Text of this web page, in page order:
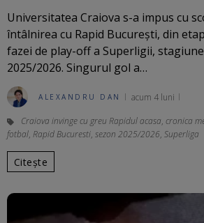
Universitatea Craiova s-a impus cu
întâlnirea cu Rapid București, din
fazei de play-off a Superligii,
2025/2026. Singurul gol a…
ALEXANDRU DAN acum 4 luni
Craiova invinge cu greu Rapidul acasa, cronica
fotbal, Rapid Bucuresti, sezon 2025/2026, Superliga
Citește